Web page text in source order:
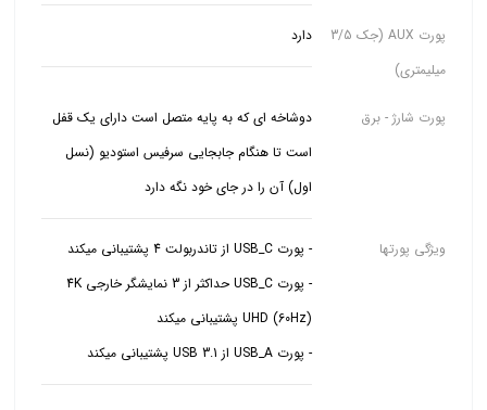
پورت AUX (جک 3/5
میلیمتری)
دارد
پورت شارژ - برق
دوشاخه ای که به پایه متصل است دارای یک قفل
است تا هنگام جابجایی سرفیس استودیو (نسل
اول) آن را در جای خود نگه دارد
ویژگی پورتها
- پورت USB_C حداکثر از 3 نمایشگر خارجی 4K
- پورت USB_A از USB 3.1 پشتیبانی میکند